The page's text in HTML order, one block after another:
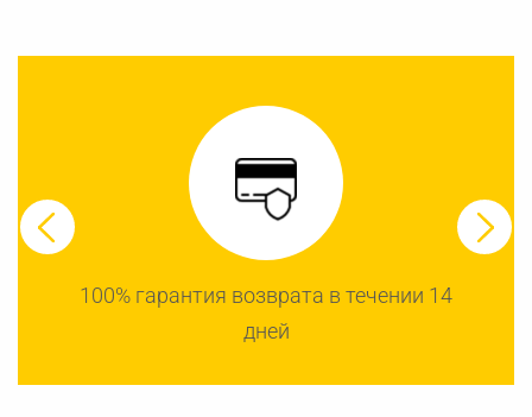
100% гарантия возврата в течении 14
дней